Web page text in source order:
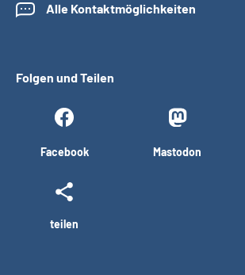
Alle Kontaktmöglichkeiten
Folgen und Teilen
Facebook Mastodon
teilen